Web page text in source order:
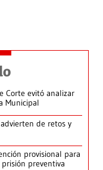
Corte evitó analizar
Municipal
de retos y
provisional para
preventiva